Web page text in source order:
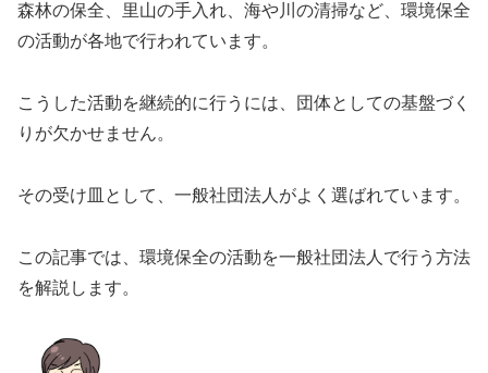
森林の保全、里山の手入れ、海や川の清掃など、環境保全
の活動が各地で行われています。
こうした活動を継続的に行うには、団体としての基盤づく
りが欠かせません。
その受け皿として、一般社団法人がよく選ばれています。
この記事では、環境保全の活動を一般社団法人で行う方法
を解説します。